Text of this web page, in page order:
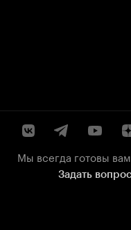
Мы всегда готовы
Задать вопрос